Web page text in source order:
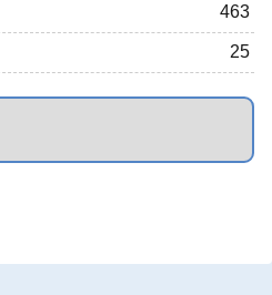
463
25